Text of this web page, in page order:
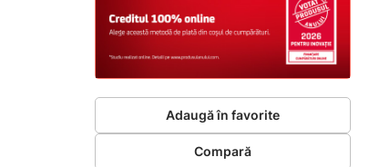
Adaugă în favorite
Compară